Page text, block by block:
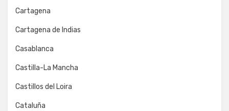
Cartagena
Cartagena de Indias
Casablanca
Castilla-La Mancha
Castillos del Loira
Cataluña